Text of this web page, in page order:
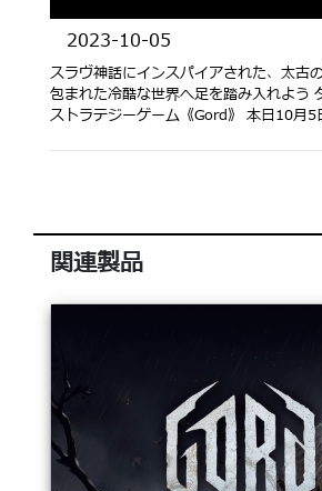
2023-10-05
スラヴ神話にインスパイアされた、太古
包まれた冷酷な世界へ足を踏み入れよう
ストラテジーゲーム《Gord》 本日10月5
関連製品